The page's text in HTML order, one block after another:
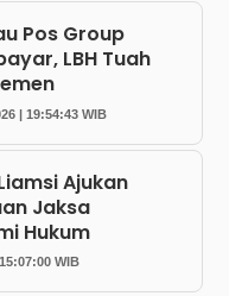
Pos Group
LBH Tuah
| 19:54:43 WIB
Ajukan
Jaksa
Hukum
WIB